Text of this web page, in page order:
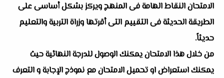
الامتحان النقاط الهامة فى المنهج ويركز بشكل أساسى على
الطريقة الحديثة فى التقييم التى أقرتها وزراة التربية والتعليم
حديثاً.
من خلال هذا الامتحان يمكنك الوصول للدرجة النهائية حيث
يمكنك استعراض او تحميل الامتحان مع نموذج الإجابة و التعرف